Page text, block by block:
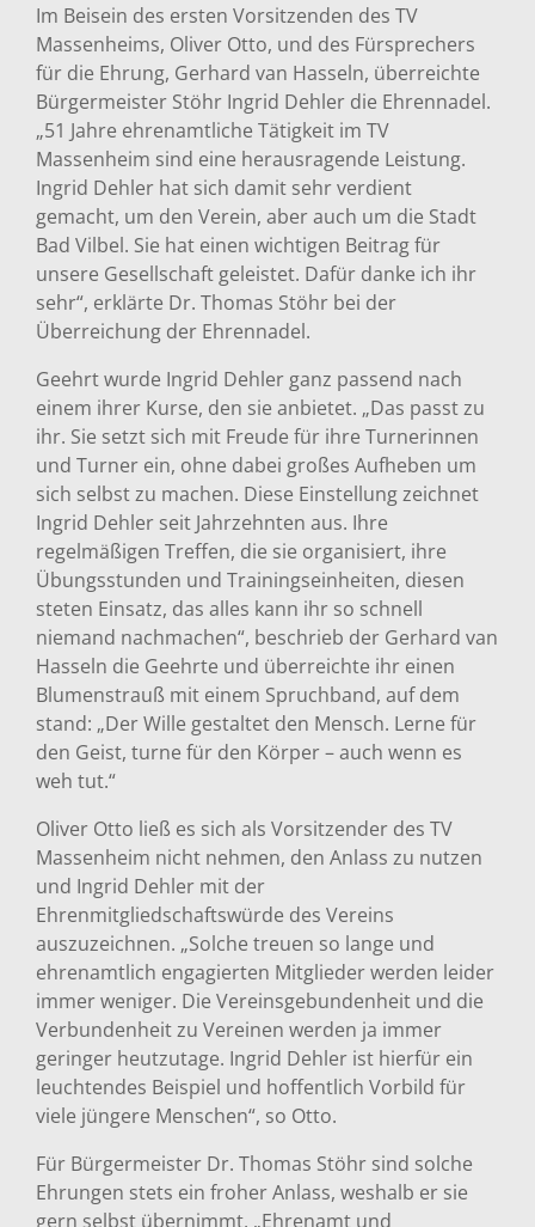
Im Beisein des ersten Vorsitzenden des TV
Massenheims, Oliver Otto, und des Fürsprechers
für die Ehrung, Gerhard van Hasseln, überreichte
Bürgermeister Stöhr Ingrid Dehler die Ehrennadel.
„51 Jahre ehrenamtliche Tätigkeit im TV
Massenheim sind eine herausragende Leistung.
Ingrid Dehler hat sich damit sehr verdient
gemacht, um den Verein, aber auch um die Stadt
Bad Vilbel. Sie hat einen wichtigen Beitrag für
unsere Gesellschaft geleistet. Dafür danke ich ihr
sehr“, erklärte Dr. Thomas Stöhr bei der
Überreichung der Ehrennadel.
Geehrt wurde Ingrid Dehler ganz passend nach
einem ihrer Kurse, den sie anbietet. „Das passt zu
ihr. Sie setzt sich mit Freude für ihre Turnerinnen
und Turner ein, ohne dabei großes Aufheben um
sich selbst zu machen. Diese Einstellung zeichnet
Ingrid Dehler seit Jahrzehnten aus. Ihre
regelmäßigen Treffen, die sie organisiert, ihre
Übungsstunden und Trainingseinheiten, diesen
steten Einsatz, das alles kann ihr so schnell
niemand nachmachen“, beschrieb der Gerhard van
Hasseln die Geehrte und überreichte ihr einen
Blumenstrauß mit einem Spruchband, auf dem
stand: „Der Wille gestaltet den Mensch. Lerne für
den Geist, turne für den Körper – auch wenn es
weh tut.“
Oliver Otto ließ es sich als Vorsitzender des TV
Massenheim nicht nehmen, den Anlass zu nutzen
und Ingrid Dehler mit der
Ehrenmitgliedschaftswürde des Vereins
auszuzeichnen. „Solche treuen so lange und
ehrenamtlich engagierten Mitglieder werden leider
immer weniger. Die Vereinsgebundenheit und die
Verbundenheit zu Vereinen werden ja immer
geringer heutzutage. Ingrid Dehler ist hierfür ein
leuchtendes Beispiel und hoffentlich Vorbild für
viele jüngere Menschen“, so Otto.
Für Bürgermeister Dr. Thomas Stöhr sind solche
Ehrungen stets ein froher Anlass, weshalb er sie
gern selbst übernimmt. „Ehrenamt und